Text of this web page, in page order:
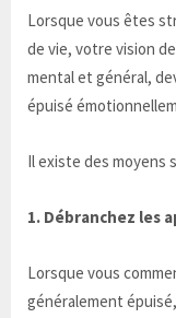
Lorsque vous êtes
de vie, votre vision
mental et général,
épuisé
Il existe des moyens
1. Débranchez les
Lorsque vous
généralement